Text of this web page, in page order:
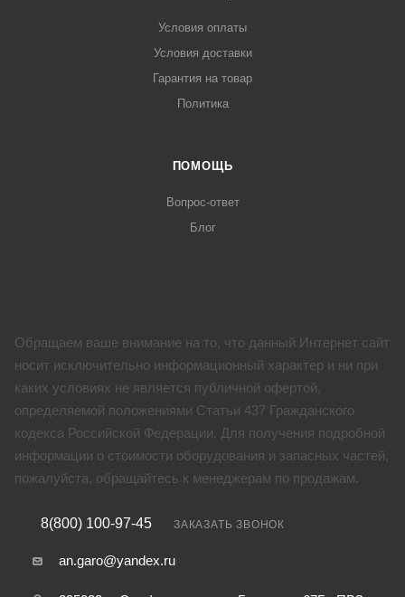
Условия оплаты
Условия доставки
Гарантия на товар
Политика
ПОМОЩЬ
Вопрос-ответ
Блог
Обращаем ваше внимание на то, что данный Интернет сайт
носит исключительно информационный характер и ни при
каких условиях не является публичной офертой,
определяемой положениями Статьи 437 Гражданского
кодекса Российской Федерации. Для получения подробной
информации о стоимости оборудования и запасных частей,
пожалуйста, обращайтесь к менеджерам по продажам.
8(800) 100-97-45 ЗАКАЗАТЬ ЗВОНОК
an.garo@yandex.ru